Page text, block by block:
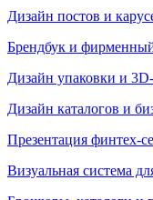
Дизайн постов и
Брендбук и фирменный
Дизайн упаковки и
Дизайн каталогов и
Презентация финтех-
Визуальная система